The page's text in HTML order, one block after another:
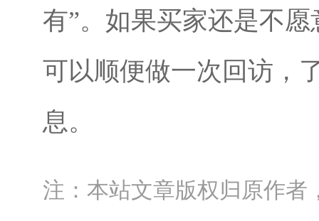
有”。如果买家还是不
可以顺便做一次回访，
息。
注：本站文章版权归原作者